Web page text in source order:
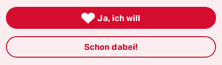
gegen jede Abweichung
vorgegangen.
 Ja, ich will
Schon dabei!